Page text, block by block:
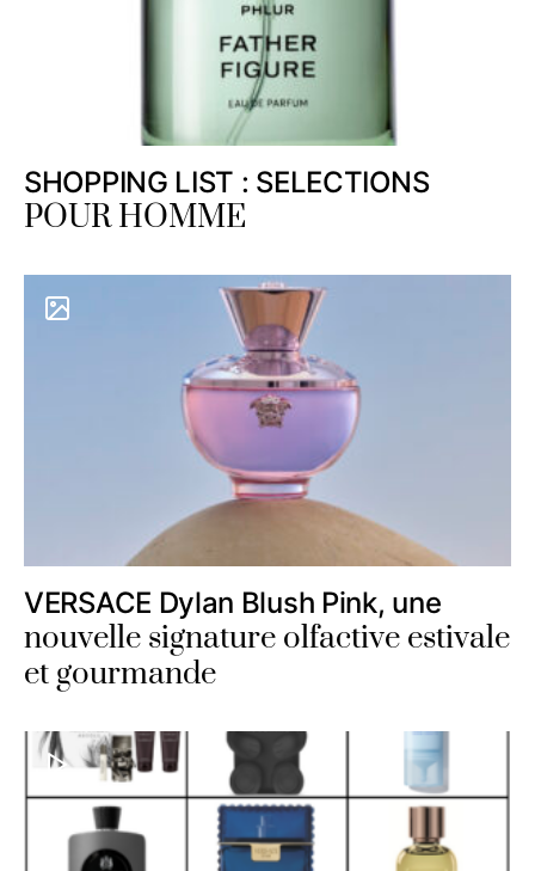
SHOPPING LIST : SELECTIONS
POUR HOMME
VERSACE Dylan Blush Pink, une
nouvelle signature olfactive estivale
et gourmande